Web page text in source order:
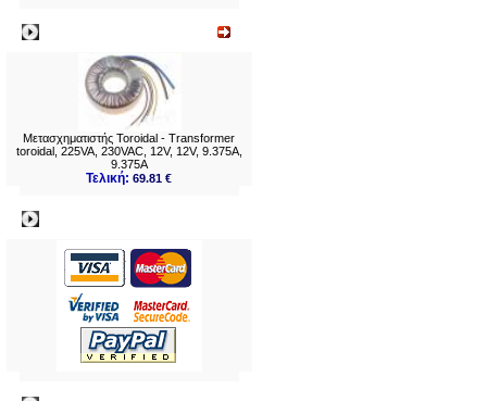
Μετασχηματιστής Toroidal - Transformer
toroidal, 225VA, 230VAC, 12V, 12V, 9.375A,
9.375A
Τελική:69.81 €